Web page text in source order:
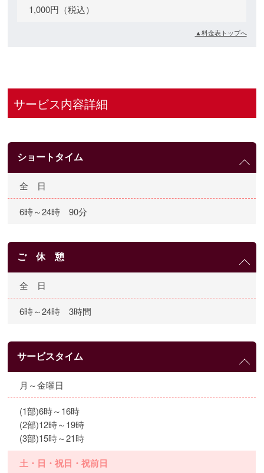
1,000円（税込）
▲料金表トップへ
サービス内容詳細
ショートタイム
全 日
6時～24時 90分
ご 休 憩
全 日
6時～24時 3時間
サービスタイム
月～金曜日
(1部)6時～16時
(2部)12時～19時
(3部)15時～21時
土・日・祝日・祝前日